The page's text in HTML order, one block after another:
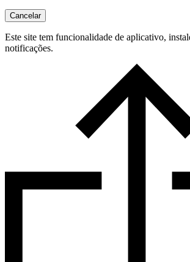
Cancelar
Este site tem funcionalidade de aplicativo,
notificações.